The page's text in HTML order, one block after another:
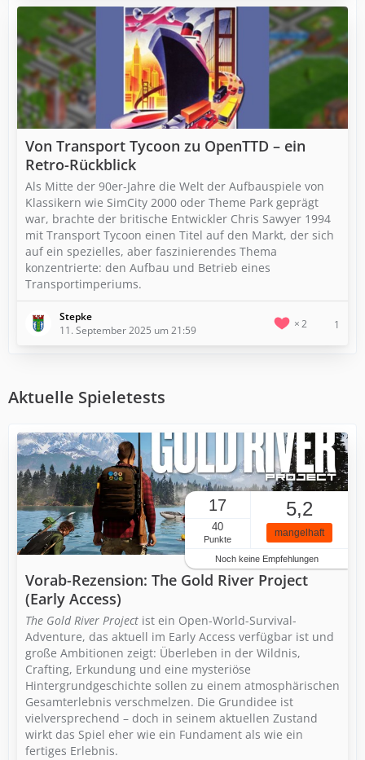
Von Transport Tycoon zu OpenTTD – ein
Retro-Rückblick
Als Mitte der 90er-Jahre die Welt der Aufbauspiele von
Klassikern wie SimCity 2000 oder Theme Park geprägt
war, brachte der britische Entwickler Chris Sawyer 1994
mit Transport Tycoon einen Titel auf den Markt, der sich
auf ein spezielles, aber faszinierendes Thema
konzentrierte: den Aufbau und Betrieb eines
Transportimperiums.
Stepke
11. September 2025 um 21:59
2 1
Aktuelle Spieletests
17
40
Punkte
5,2
mangelhaft
Noch keine Empfehlungen
Vorab-Rezension: The Gold River Project
(Early Access)
The Gold River Project ist ein Open-World-Survival-
Adventure, das aktuell im Early Access verfügbar ist und
große Ambitionen zeigt: Überleben in der Wildnis,
Crafting, Erkundung und eine mysteriöse
Hintergrundgeschichte sollen zu einem atmosphärischen
Gesamterlebnis verschmelzen. Die Grundidee ist
vielversprechend – doch in seinem aktuellen Zustand
wirkt das Spiel eher wie ein Fundament als wie ein
fertiges Erlebnis.